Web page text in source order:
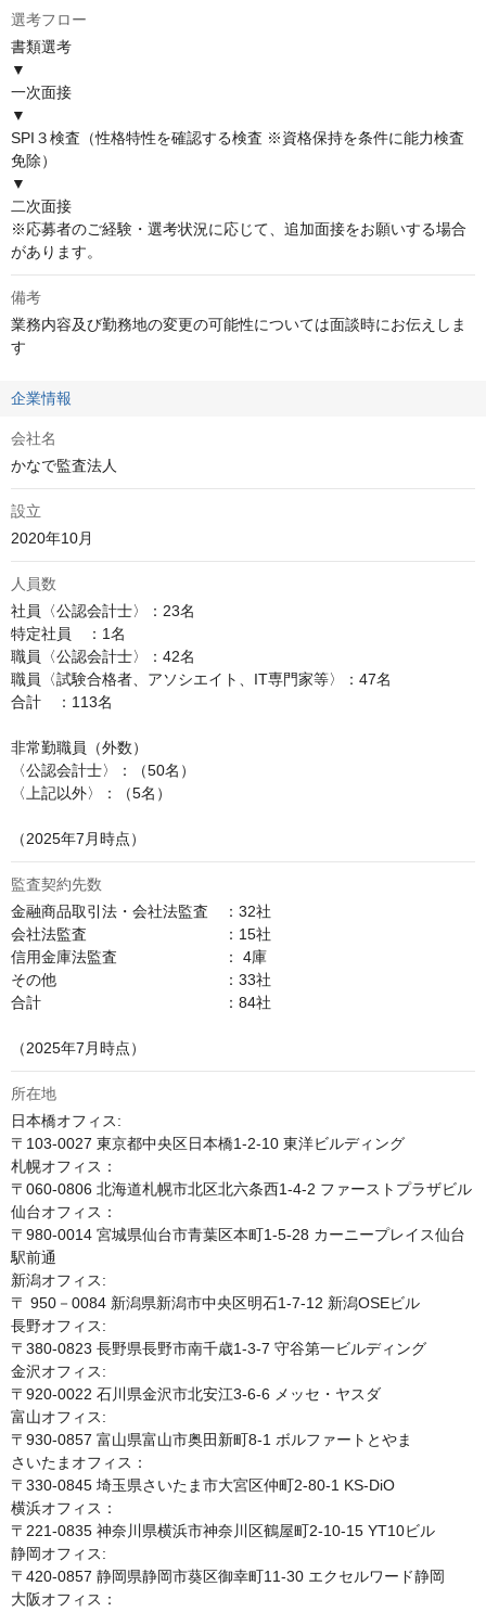
選考フロー
書類選考
▼
一次面接
▼
SPI３検査（性格特性を確認する検査 ※資格保持を条件に能力検査
免除）
▼
二次面接
※応募者のご経験・選考状況に応じて、追加面接をお願いする場合
があります。
備考
業務内容及び勤務地の変更の可能性については面談時にお伝えしま
す
企業情報
会社名
かなで監査法人
設立
2020年10月
人員数
社員〈公認会計士〉：23名
特定社員　：1名
職員〈公認会計士〉：42名
職員〈試験合格者、アソシエイト、IT専門家等〉：47名
合計　：113名
非常勤職員（外数）
〈公認会計士〉：（50名）
〈上記以外〉：（5名）
（2025年7月時点）
監査契約先数
金融商品取引法・会社法監査　：32社
会社法監査　　　　　　　　　：15社
信用金庫法監査　　　　　　　： 4庫
その他　　　　　　　　　　　：33社
合計　　　　　　　　　　　　：84社
（2025年7月時点）
所在地
日本橋オフィス:
〒103-0027 東京都中央区日本橋1-2-10 東洋ビルディング
札幌オフィス：
〒060-0806 北海道札幌市北区北六条西1-4-2 ファーストプラザビル
仙台オフィス：
〒980-0014 宮城県仙台市青葉区本町1-5-28 カーニープレイス仙台
駅前通
新潟オフィス:
〒 950－0084 新潟県新潟市中央区明石1-7-12 新潟OSEビル
長野オフィス:
〒380-0823 長野県長野市南千歳1-3-7 守谷第一ビルディング
金沢オフィス:
〒920-0022 石川県金沢市北安江3-6-6 メッセ・ヤスダ
富山オフィス:
〒930-0857 富山県富山市奥田新町8-1 ボルファートとやま
さいたまオフィス：
〒330-0845 埼玉県さいたま市大宮区仲町2-80-1 KS-DiO
横浜オフィス：
〒221-0835 神奈川県横浜市神奈川区鶴屋町2-10-15 YT10ビル
静岡オフィス:
〒420-0857 静岡県静岡市葵区御幸町11-30 エクセルワード静岡
大阪オフィス：